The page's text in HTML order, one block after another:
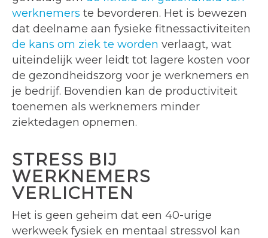
werknemers te bevorderen. Het is bewezen
dat deelname aan fysieke fitnessactiviteiten
de kans om ziek te worden verlaagt, wat
uiteindelijk weer leidt tot lagere kosten voor
de gezondheidszorg voor je werknemers en
je bedrijf. Bovendien kan de productiviteit
toenemen als werknemers minder
ziektedagen opnemen.
STRESS BIJ
WERKNEMERS
VERLICHTEN
Het is geen geheim dat een 40-urige
werkweek fysiek en mentaal stressvol kan